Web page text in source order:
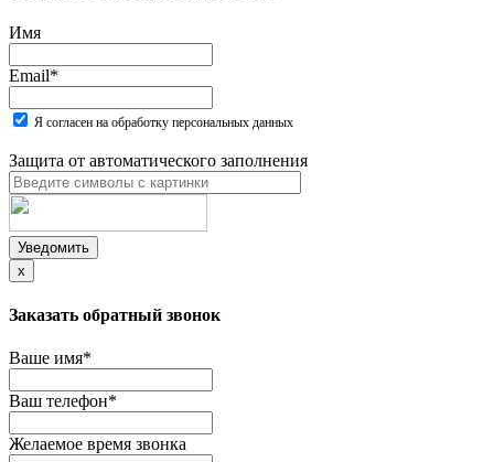
Имя
Email*
Я согласен на обработку персональных данных
Защита от автоматического заполнения
Уведомить
x
Заказать обратный звонок
Ваше имя*
Ваш телефон*
Желаемое время звонка